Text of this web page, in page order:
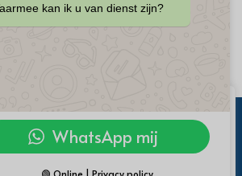
your browsing experience, serve
content, and analyze our traffic. By
Industry Co. Alle
kan ik u van dienst zijn?
WhatsApp mij